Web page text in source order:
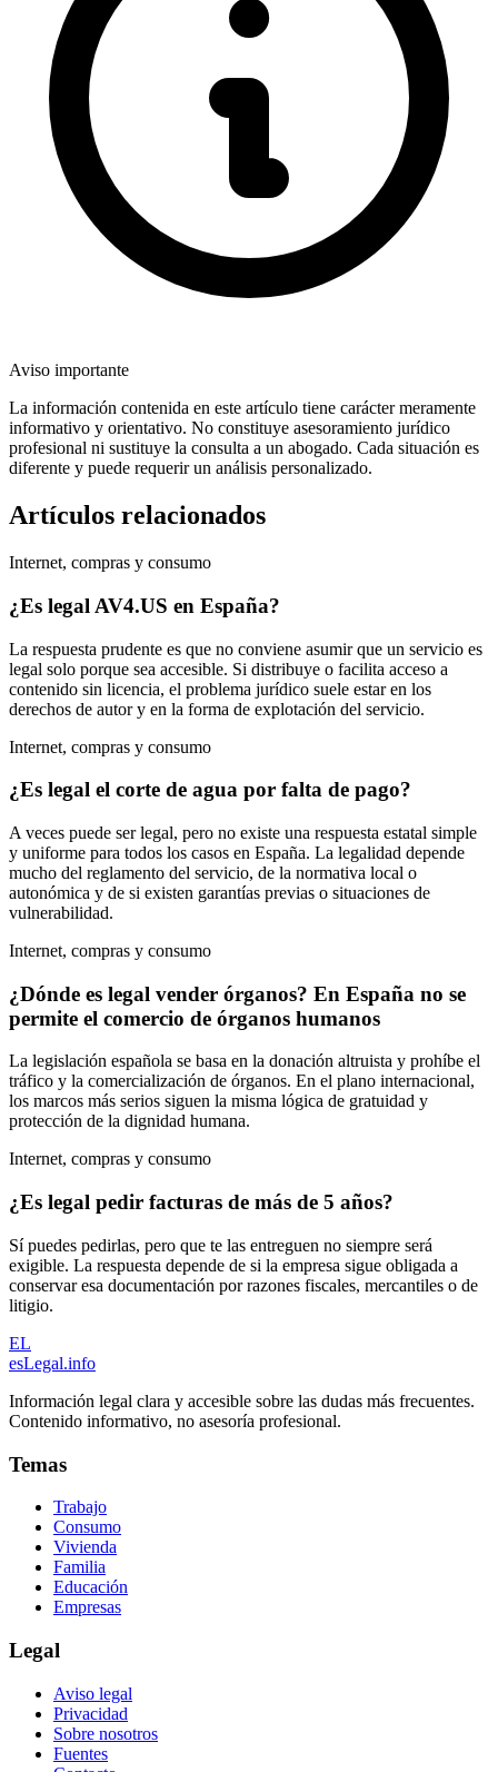
Aviso importante
La información contenida en este artículo tiene carácter meramente
informativo y orientativo. No constituye asesoramiento jurídico
profesional ni sustituye la consulta a un abogado. Cada situación es
diferente y puede requerir un análisis personalizado.
Artículos relacionados
Internet, compras y consumo
¿Es legal AV4.US en España?
La respuesta prudente es que no conviene asumir que un servicio es
legal solo porque sea accesible. Si distribuye o facilita acceso a
contenido sin licencia, el problema jurídico suele estar en los
derechos de autor y en la forma de explotación del servicio.
Internet, compras y consumo
¿Es legal el corte de agua por falta de pago?
A veces puede ser legal, pero no existe una respuesta estatal simple
y uniforme para todos los casos en España. La legalidad depende
mucho del reglamento del servicio, de la normativa local o
autonómica y de si existen garantías previas o situaciones de
vulnerabilidad.
Internet, compras y consumo
¿Dónde es legal vender órganos? En España no se
permite el comercio de órganos humanos
La legislación española se basa en la donación altruista y prohíbe el
tráfico y la comercialización de órganos. En el plano internacional,
los marcos más serios siguen la misma lógica de gratuidad y
protección de la dignidad humana.
Internet, compras y consumo
¿Es legal pedir facturas de más de 5 años?
Sí puedes pedirlas, pero que te las entreguen no siempre será
exigible. La respuesta depende de si la empresa sigue obligada a
conservar esa documentación por razones fiscales, mercantiles o de
litigio.
EL
esLegal.info
Información legal clara y accesible sobre las dudas más frecuentes.
Contenido informativo, no asesoría profesional.
Temas
Trabajo
Consumo
Vivienda
Familia
Educación
Empresas
Legal
Aviso legal
Privacidad
Sobre nosotros
Fuentes